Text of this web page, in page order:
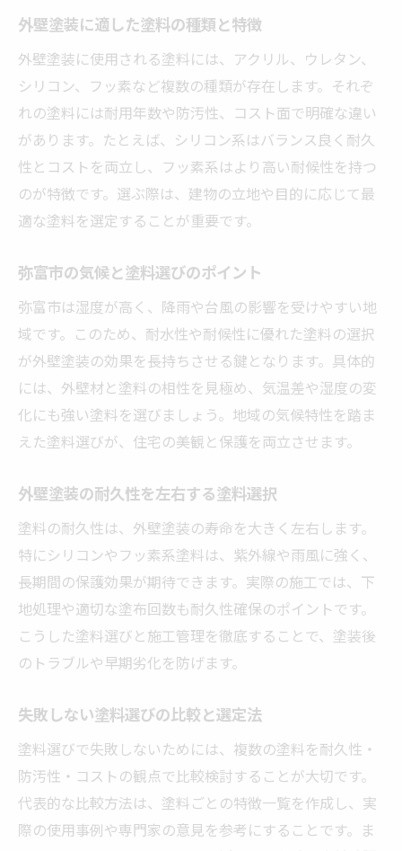
外壁塗装に適した塗料の種類と特徴
外壁塗装に使用される塗料には、アクリル、ウレタン、
シリコン、フッ素など複数の種類が存在します。それぞ
れの塗料には耐用年数や防汚性、コスト面で明確な違い
があります。たとえば、シリコン系はバランス良く耐久
性とコストを両立し、フッ素系はより高い耐候性を持つ
のが特徴です。選ぶ際は、建物の立地や目的に応じて最
適な塗料を選定することが重要です。
弥富市の気候と塗料選びのポイント
弥富市は湿度が高く、降雨や台風の影響を受けやすい地
域です。このため、耐水性や耐候性に優れた塗料の選択
が外壁塗装の効果を長持ちさせる鍵となります。具体的
には、外壁材と塗料の相性を見極め、気温差や湿度の変
化にも強い塗料を選びましょう。地域の気候特性を踏ま
えた塗料選びが、住宅の美観と保護を両立させます。
外壁塗装の耐久性を左右する塗料選択
塗料の耐久性は、外壁塗装の寿命を大きく左右します。
特にシリコンやフッ素系塗料は、紫外線や雨風に強く、
長期間の保護効果が期待できます。実際の施工では、下
地処理や適切な塗布回数も耐久性確保のポイントです。
こうした塗料選びと施工管理を徹底することで、塗装後
のトラブルや早期劣化を防げます。
失敗しない塗料選びの比較と選定法
塗料選びで失敗しないためには、複数の塗料を耐久性・
防汚性・コストの観点で比較検討することが大切です。
代表的な比較方法は、塗料ごとの特徴一覧を作成し、実
際の使用事例や専門家の意見を参考にすることです。ま